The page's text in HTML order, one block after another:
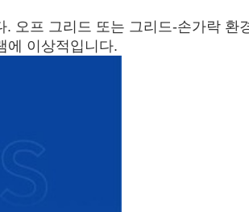
오프 그리드 또는 그리드-손가락 환
에 이상적입니다.